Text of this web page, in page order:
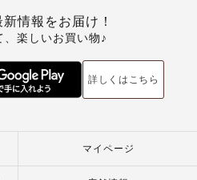
情報をお届け！
楽しいお買い物♪
詳しくはこちら
マイページ